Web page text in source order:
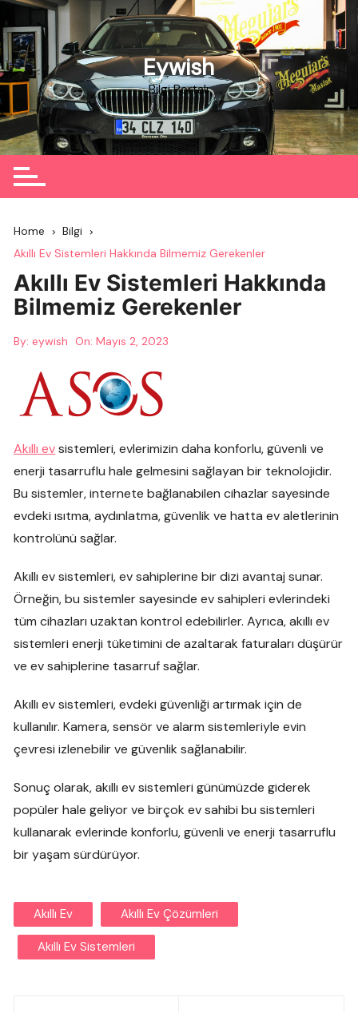
Skip
to
content
Eywish
Bilgi Portalı
Home
Bilgi
Akıllı Ev Sistemleri Hakkında Bilmemiz Gerekenler
Akıllı Ev Sistemleri Hakkında
Bilmemiz Gerekenler
By: eywish On:Mayıs 2, 2023
Akıllı evsistemleri, evlerimizin daha konforlu, güvenli ve
enerji tasarruflu hale gelmesini sağlayan bir teknolojidir.
Bu sistemler, internete bağlanabilen cihazlar sayesinde
evdeki ısıtma, aydınlatma, güvenlik ve hatta ev aletlerinin
kontrolünü sağlar.
Akıllı ev sistemleri, ev sahiplerine bir dizi avantaj sunar.
Örneğin, bu sistemler sayesinde ev sahipleri evlerindeki
tüm cihazları uzaktan kontrol edebilirler. Ayrıca, akıllı ev
sistemleri enerji tüketimini de azaltarak faturaları düşürür
ve ev sahiplerine tasarruf sağlar.
Akıllı ev sistemleri, evdeki güvenliği artırmak için de
kullanılır. Kamera, sensör ve alarm sistemleriyle evin
çevresi izlenebilir ve güvenlik sağlanabilir.
Sonuç olarak, akıllı ev sistemleri günümüzde giderek
popüler hale geliyor ve birçok ev sahibi bu sistemleri
kullanarak evlerinde konforlu, güvenli ve enerji tasarruflu
bir yaşam sürdürüyor.
Akıllı Ev Akıllı Ev Çözümleri
Akıllı Ev Sistemleri